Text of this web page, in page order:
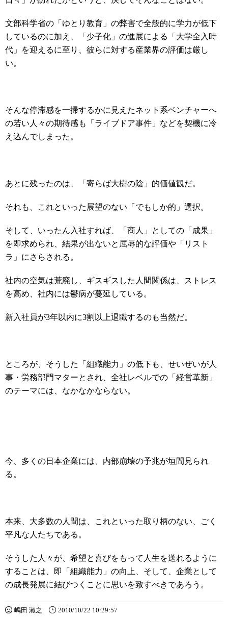
文部科学省の「ゆとり教育」の弊害で全般的に学力が低下
しているのに加え、「少子化」の進展による「大学全入時
代」を迎えるに至り、彼らに対する産業界の評価は厳し
い。
そんな停滞感を一掃するかに見えたネット系ベンチャーへ
の若い人々の期待感も「ライブドア事件」などを契機に冷
え込んでしまった。
あとに残ったのは、「寄らば大樹の陰」的価値観だ。
それも、これといった展望のない「でもしか的」選択。
そして、いったん入社すれば、「商人」としての「成果」
を即求められ、結果が出ないと屈辱的な評価や「リスト
ラ」にさらされる。
社内の空気は荒廃し、ギスギスした人間関係は、ストレス
を高め、社内には鬱病が蔓延している。
新入社員が3年以内に3割以上退職するのも当然だ。
ところが、そうした「組織能力」の低下も、せいぜいが人
事・労務部門マターとされ、全社レベルでの「経営革新」
のテーマには、なかなかならない。
今、多くの日本企業には、内部崩壊の予兆が垣間見られ
る。
本来、大多数の人間は、これといった取り柄のない、ごく
平凡な人たちである。
そうした人々が、希望と喜びをもって人生を送れるように
することは、即「組織能力」の向上、そして、企業として
の成長発展に結びつくことに思いを致すべきであろう。
嶋田 淑之 2010/10/22 10:29:57